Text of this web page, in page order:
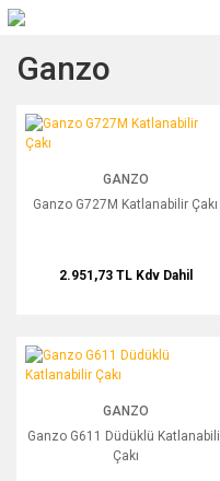
Ganzo
Ganzo G727M Katlanabilir Çakı
GANZO
Ganzo G727M Katlanabilir Çakı
2.951,73 TL Kdv Dahil
Ganzo G611 Düdüklü Katlanabilir
GANZO
Ganzo G611 Düdüklü
Çakı